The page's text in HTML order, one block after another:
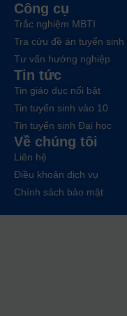
Công cụ
Trắc nghiệm MBTI
Tra cứu đề án tuyển sinh
Tư vấn hướng nghiệp
Tin tức
Tin giáo dục nổi bật
Tin tuyển sinh vào 10
Tin tuyển sinh Đại học
Về chúng tôi
Liên hệ
Điều khoản dịch vụ
Chính sách bảo mật